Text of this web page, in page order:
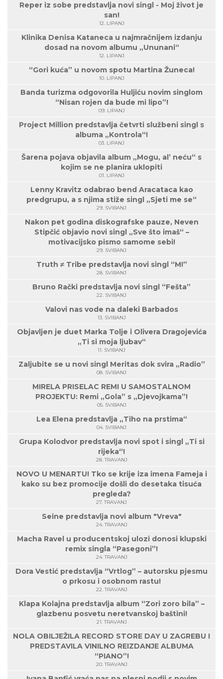
Reper iz sobe predstavlja novi singl - Moj život je
san!
12. LIPANJ
Klinika Denisa Kataneca u najmračnijem izdanju
dosad na novom albumu „Ununani“
12. LIPANJ
“Gori kuća” u novom spotu Martina Žuneca!
10. LIPANJ
Banda turizma odgovorila Huljiću novim singlom
“Nisan rojen da bude mi lipo”!
09. LIPANJ
Project Million predstavlja četvrti službeni singl s
albuma „Kontrola“!
03. LIPANJ
Šarena pojava objavila album „Mogu, al’ neću“ s
kojim se ne planira uklopiti
01. LIPANJ
Lenny Kravitz odabrao bend Aracataca kao
predgrupu, a s njima stiže singl „Sjeti me se“
29. SVIBANJ
Nakon pet godina diskografske pauze, Neven
Stipčić objavio novi singl „Sve što imaš“ –
motivacijsko pismo samome sebi!
29. SVIBANJ
Truth ≠ Tribe predstavlja novi singl “M!”
28. SVIBANJ
Bruno Rački predstavlja novi singl “Fešta”
22. SVIBANJ
Valovi nas vode na daleki Barbados
13. SVIBANJ
Objavljen je duet Marka Tolje i Olivera Dragojevića
„Ti si moja ljubav“
11. SVIBANJ
Zaljubite se u novi singl Meritas dok svira „Radio”
08. SVIBANJ
MIRELA PRISELAC REMI U SAMOSTALNOM
PROJEKTU: Remi „Gola” s „Djevojkama”!
05. SVIBANJ
Lea Elena predstavlja „Tiho na prstima“
04. SVIBANJ
Grupa Kolodvor predstavlja novi spot i singl „Ti si
rijeka“!
28. TRAVANJ
NOVO U MENARTU! Tko se krije iza imena Fameja i
kako su bez promocije došli do desetaka tisuća
pregleda?
27. TRAVANJ
Seine predstavlja novi album "Vreva"
24. TRAVANJ
Macha Ravel u producentskoj ulozi donosi klupski
remix singla “Pasegoni”!
24. TRAVANJ
Dora Vestić predstavlja “Vrtlog” – autorsku pjesmu
o prkosu i osobnom rastu!
22. TRAVANJ
Klapa Kolajna predstavlja album “Zori zoro bila” –
glazbenu posvetu neretvanskoj baštini!
21. TRAVANJ
NOLA OBILJEŽILA RECORD STORE DAY U ZAGREBU I
PREDSTAVILA VINILNO REIZDANJE ALBUMA
“PIANO”!
20. TRAVANJ